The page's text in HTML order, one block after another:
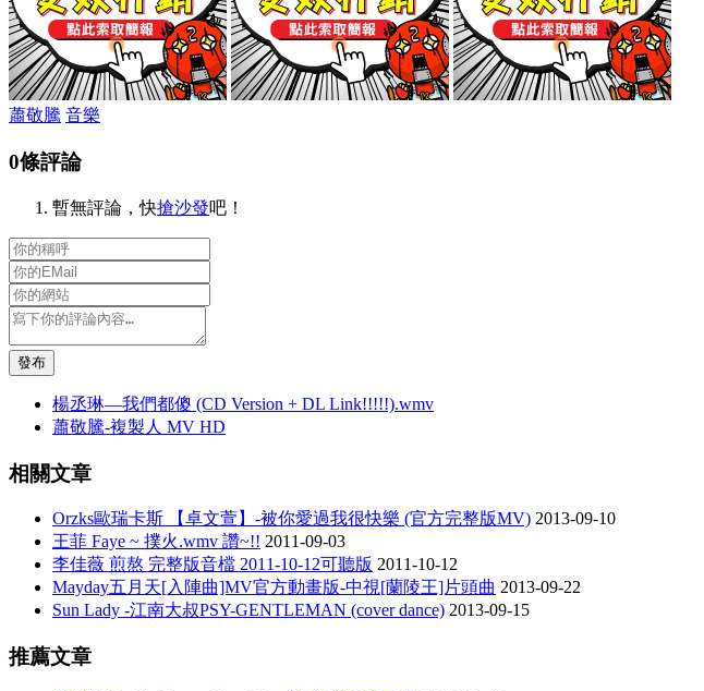
蕭敬騰 音樂
0條評論
暫無評論，快搶沙發吧！
發布
楊丞琳—我們都傻 (CD Version + DL Link!!!!!).wmv
蕭敬騰-複製人 MV HD
相關文章
Orzks歐瑞卡斯 【卓文萱】-被你愛過我很快樂 (官方完整版MV) 2013-09-10
王菲 Faye ~ 撲火.wmv 讚~!! 2011-09-03
李佳薇 煎熬 完整版音檔 2011-10-12可聽版 2011-10-12
Mayday五月天[入陣曲]MV官方動畫版-中視[蘭陵王]片頭曲 2013-09-22
Sun Lady -江南大叔PSY-GENTLEMAN (cover dance) 2013-09-15
推薦文章